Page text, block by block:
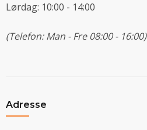
Lørdag: 10:00 - 14:00
(Telefon: Man - Fre 08:00 - 16:00)
Adresse